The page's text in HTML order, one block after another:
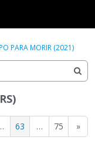
PARA MORIR (2021)
63 … 75 »